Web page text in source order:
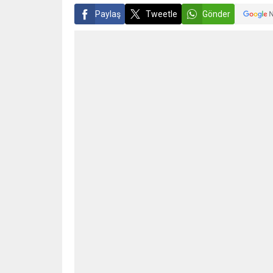
Paylaş Tweetle Gönder